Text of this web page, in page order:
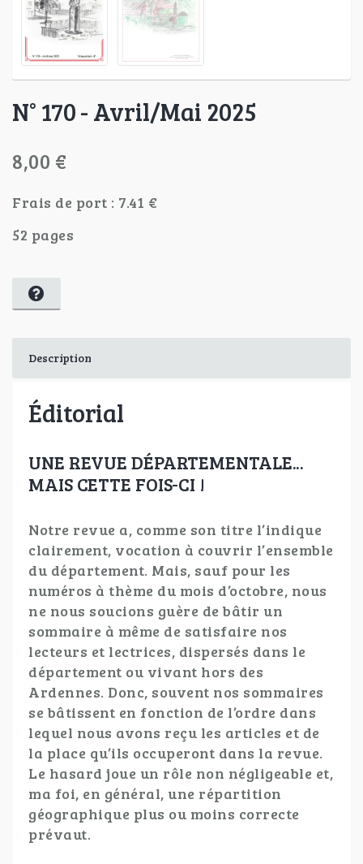
N° 170 - Avril/Mai 2025
8,00 €
Frais de port : 7.41 €
52 pages
Description
Éditorial
UNE REVUE DÉPARTEMENTALE...
MAIS CETTE FOIS-CI !
Notre revue a, comme son titre l’indique
clairement, vocation à couvrir l’ensemble
du département. Mais, sauf pour les
numéros à thème du mois d’octobre, nous
ne nous soucions guère de bâtir un
sommaire à même de satisfaire nos
lecteurs et lectrices, dispersés dans le
département ou vivant hors des
Ardennes. Donc, souvent nos sommaires
se bâtissent en fonction de l’ordre dans
lequel nous avons reçu les articles et de
la place qu’ils occuperont dans la revue.
Le hasard joue un rôle non négligeable et,
ma foi, en général, une répartition
géographique plus ou moins correcte
prévaut.